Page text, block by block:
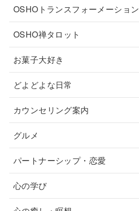
OSHOトランスフォーメーショ
OSHO禅タロット
お菓子大好き
どよどよな日常
カウンセリング案内
グルメ
パートナーシップ・恋愛
心の学び